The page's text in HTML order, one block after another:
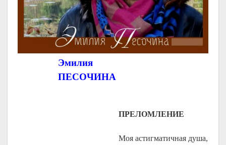
Эмилия
ПЕСОЧИНА
ПРЕЛОМЛЕНИЕ
Моя астигматичная душа,